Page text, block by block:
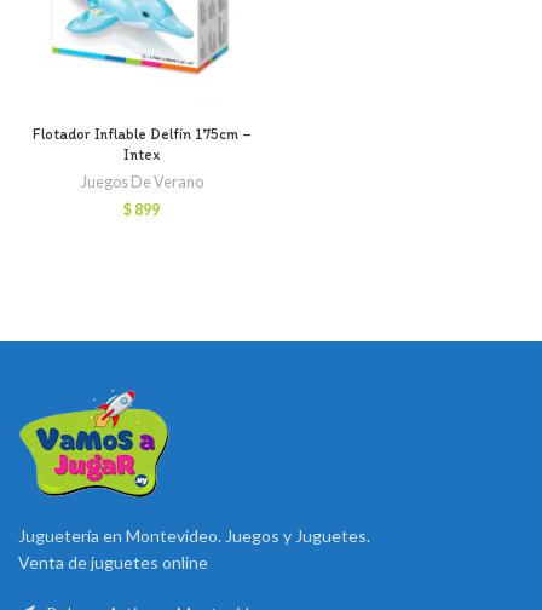
Flotador Inflable Delfín 175cm –
Intex
Juegos De Verano
$ 899
Juguetería en Montevideo. Juegos y Juguetes.
Venta de juguetes online